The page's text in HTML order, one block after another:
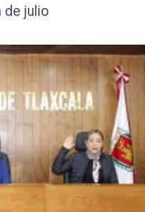
de julio